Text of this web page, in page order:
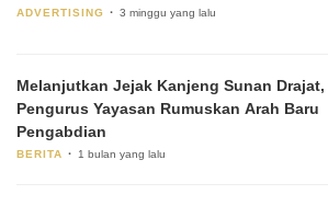
ADVERTISING 3 minggu yang lalu
Melanjutkan Jejak Kanjeng Sunan Drajat,
Pengurus Yayasan Rumuskan Arah Baru
Pengabdian
BERITA 1 bulan yang lalu